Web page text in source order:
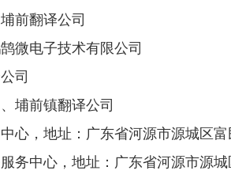
前翻译公司
微电子技术有限公司
司
埔前镇翻译公司
心，地址：广东省河源市源城区
务中心，地址：广东省河源市源